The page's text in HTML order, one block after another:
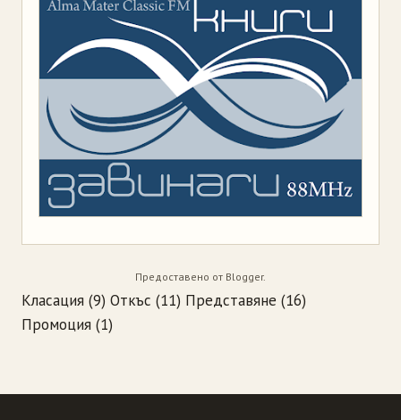
Предоставено от Blogger.
Класация (9) Откъс (11) Представяне (16)
Промоция (1)